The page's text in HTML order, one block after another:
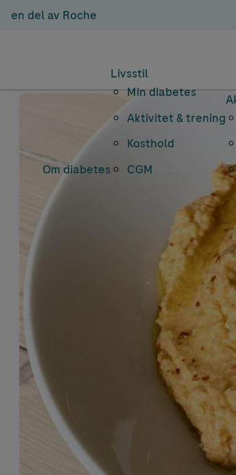
en del av Roche
Om diabetes
Livsstil
Min diabetes
Aktivitet & trening
Kosthold
CGM